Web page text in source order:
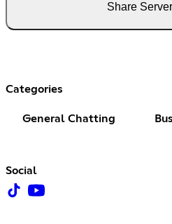
Share Server
Categories
General Chatting
Social